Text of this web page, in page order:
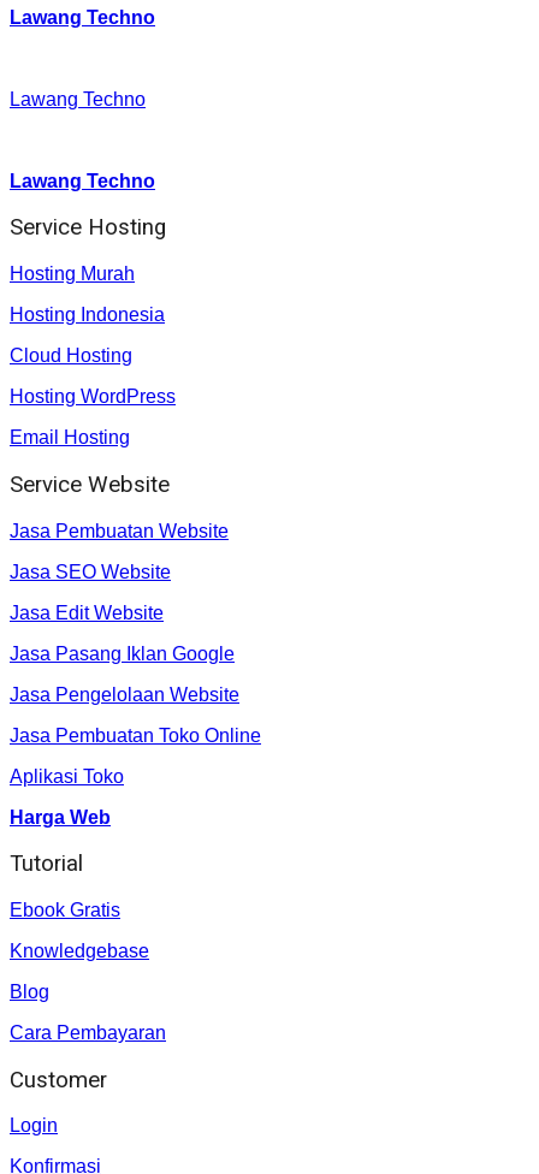
Lawang Techno
Lawang Techno
Lawang Techno
Service Hosting
Hosting Murah
Hosting Indonesia
Cloud Hosting
Hosting WordPress
Email Hosting
Service Website
Jasa Pembuatan Website
Jasa SEO Website
Jasa Edit Website
Jasa Pasang Iklan Google
Jasa Pengelolaan Website
Jasa Pembuatan Toko Online
Aplikasi Toko
Harga Web
Tutorial
Ebook Gratis
Knowledgebase
Blog
Cara Pembayaran
Customer
Login
Konfirmasi